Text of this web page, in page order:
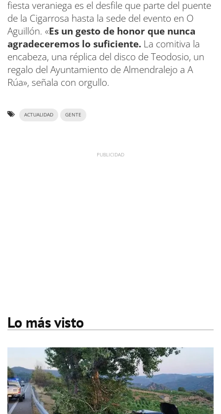
fiesta veraniega es el desfile que parte del puente
de la Cigarrosa hasta la sede del evento en O
Aguillón. «Es un gesto de honor que nunca
agradeceremos lo suficiente. La comitiva la
encabeza, una réplica del disco de Teodosio, un
regalo del Ayuntamiento de Almendralejo a A
Rúa», señala con orgullo.
ACTUALIDAD GENTE
Lo más visto